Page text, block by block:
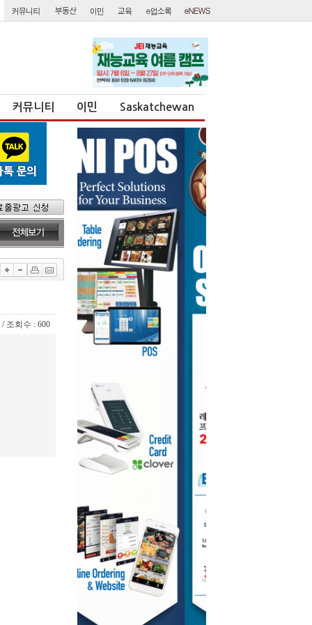
커뮤니티 이민 Saskatchewan
조회수 : 600